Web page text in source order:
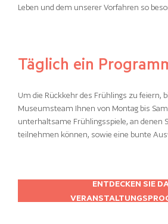
Leben und dem unserer Vorfahren so
Täglich ein
Um die Rückkehr des Frühlings zu feiern,
Museumsteam Ihnen von Montag bis
unterhaltsame Frühlingsspiele, an denen
teilnehmen können, sowie eine bunte
ENTDECKEN SIE